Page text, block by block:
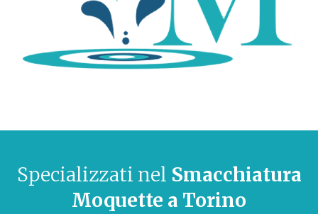
Specializzati nel Smacchiatura
Moquette a Torino